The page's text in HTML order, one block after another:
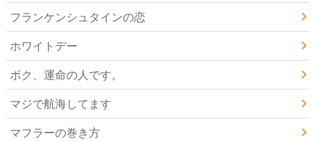
フランケンシュタインの恋
ホワイトデー
ボク、運命の人です。
マジで航海してます
マフラーの巻き方